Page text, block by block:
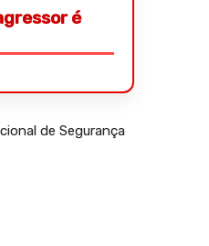
é
de Segurança